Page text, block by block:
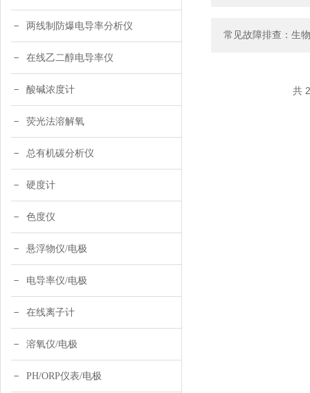
两线制防爆电导率分析仪
在线乙二醇电导率仪
酸碱浓度计
荧光法溶解氧
总有机碳分析仪
硬度计
色度仪
悬浮物仪/电极
电导率仪/电极
在线离子计
溶氧仪/电极
PH/ORP仪表/电极
常见故障排查：生
共